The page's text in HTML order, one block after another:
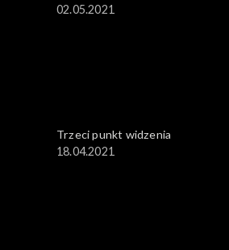
02.05.2021
Trzeci punkt widzenia
18.04.2021